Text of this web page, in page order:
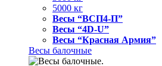
5000 кг
Весы “ВСП4-П”
Весы “4D-U”
Весы “Красная Армия”
Весы балочные